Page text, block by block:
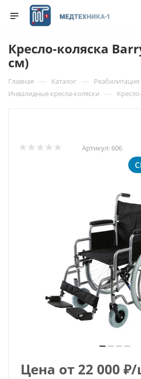
Кресло-коляска
см)
Главная — Каталог —
Инвалидные кресла-коляски —
Артикул: 606
Цена от 22 000 ₽/